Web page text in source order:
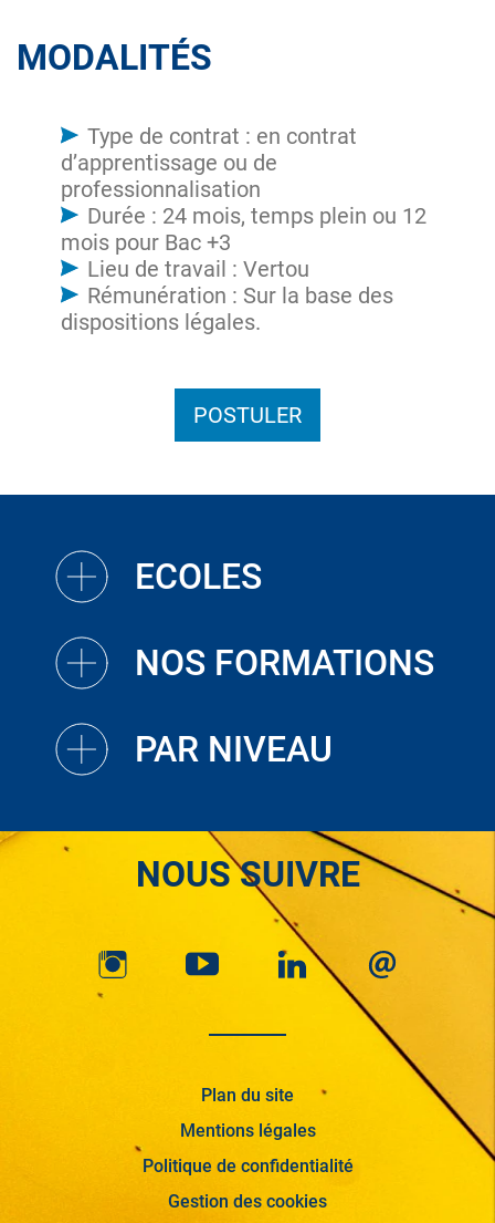
MODALITÉS
Type de contrat : en contrat
d’apprentissage ou de
professionnalisation
Durée : 24 mois, temps plein ou 12
mois pour Bac +3
Lieu de travail : Vertou
Rémunération : Sur la base des
dispositions légales.
POSTULER
ECOLES
NOS FORMATIONS
PAR NIVEAU
NOUS SUIVRE
Plan du site
Mentions légales
Politique de confidentialité
Gestion des cookies